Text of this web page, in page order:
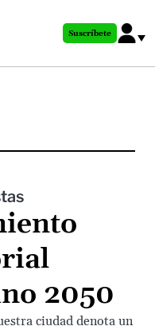
Suscríbete
2050
ciudad denota un